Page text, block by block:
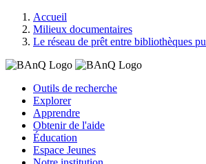
Accueil
Milieux documentaires
Le réseau de prêt entre bibliothèques
Outils de recherche
Explorer
Apprendre
Obtenir de l'aide
Éducation
Espace Jeunes